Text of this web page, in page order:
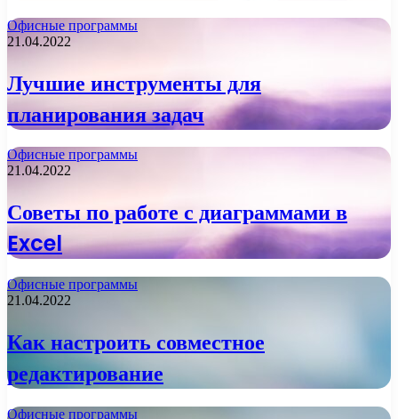
Офисные программы
21.04.2022
Лучшие инструменты для
планирования задач
Офисные программы
21.04.2022
Советы по работе с диаграммами в
Excel
Офисные программы
21.04.2022
Как настроить совместное
редактирование
Офисные программы